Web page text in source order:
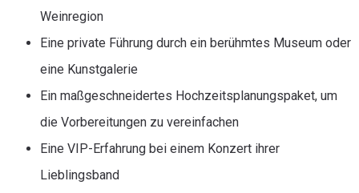
Weinregion
Eine private Führung durch ein berühmtes Museum oder
eine Kunstgalerie
Ein maßgeschneidertes Hochzeitsplanungspaket, um
die Vorbereitungen zu vereinfachen
Eine VIP-Erfahrung bei einem Konzert ihrer
Lieblingsband